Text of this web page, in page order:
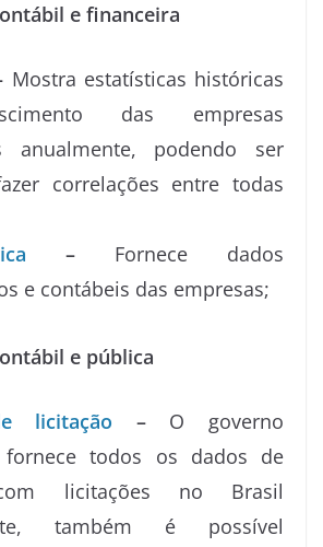
e financeira
Mostra estatísticas históricas
das empresas
anualmente, podendo ser
correlações entre todas
– Fornece dados
e contábeis das empresas;
e pública
licitação – O governo
fornece todos os dados de
licitações no Brasil
também é possível